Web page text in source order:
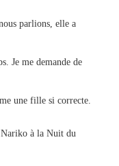
parlions, elle a
Je me demande de
une fille si correcte.
à la Nuit du